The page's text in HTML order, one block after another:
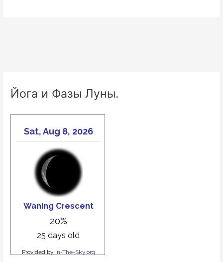
Йога и Фазы Луны.